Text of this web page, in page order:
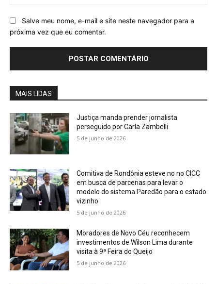
Salve meu nome, e-mail e site neste navegador para a
próxima vez que eu comentar.
MAIS LIDAS
Justiça manda prender jornalista
perseguido por Carla Zambelli
5 de junho de 2026
Comitiva de Rondônia esteve no no CICC
em busca de parcerias para levar o
modelo do sistema Paredão para o estado
vizinho
5 de junho de 2026
Moradores de Novo Céu reconhecem
investimentos de Wilson Lima durante
visita à 9ª Feira do Queijo
5 de junho de 2026